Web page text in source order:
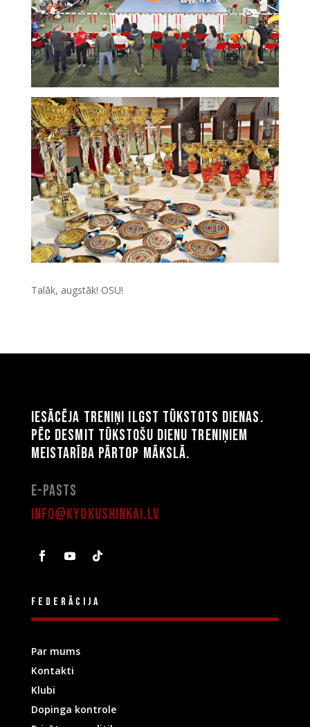
Talāk, augstāk! OSU!
Iesācēja treniņi ilgst tūkstots dienas.
Pēc desmit tūkstošu dienu treniņiem
meistarība pārtop mākslā.
E-pasts
info@kyokushinkai.lv
Federācija
Par mums
Kontakti
Klubi
Dopinga kontrole